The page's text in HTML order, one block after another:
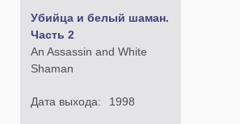
Убийца и белый шаман.
Часть 2
An Assassin and White
Shaman
Дата выхода: 1998